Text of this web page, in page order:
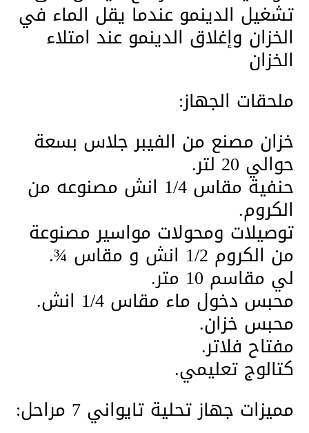
تشغيل الدينمو عندما يقل الماء في
الخزان وإغلاق الدينمو عند امتلاء
الخزان
ملحقات الجهاز:
خزان مصنع من الفيبر جلاس بسعة
حوالي 20 لتر.
حنفية مقاس 1/4 انش مصنوعه من
الكروم.
توصيلات ومحولات مواسير مصنوعة
من الكروم 1/2 انش و مقاس ¾.
لي مقاسم 10 متر.
محبس دخول ماء مقاس 1/4 انش.
محبس خزان.
مفتاح فلاتر.
كتالوج تعليمي.
مميزات جهاز تحلية تايواني 7 مراحل: